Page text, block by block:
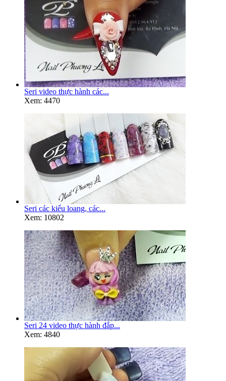
Seri video thực hành các...
Xem: 4470
Seri các kiểu loang, các...
Xem: 10802
Seri 24 video thực hành đắp...
Xem: 4840